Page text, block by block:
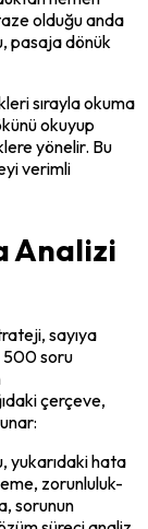
olduğu anda
pasaja dönük
sırayla okuma
okuyup
yönelir. Bu
verimli
Analizi
sayıya
500 soru
çerçeve,
yukarıdaki hata
zorunluluk-
sorunun